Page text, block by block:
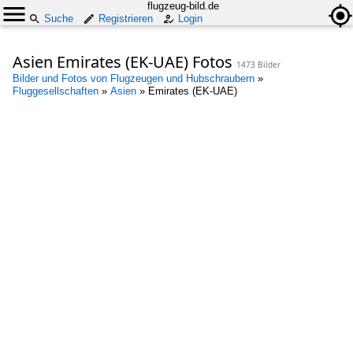
flugzeug-bild.de
Suche
Registrieren Login
Asien Emirates (EK-UAE) Fotos 1473 Bilder
Bilder und Fotos von Flugzeugen und Hubschraubern »
Fluggesellschaften » Asien » Emirates (EK-UAE)